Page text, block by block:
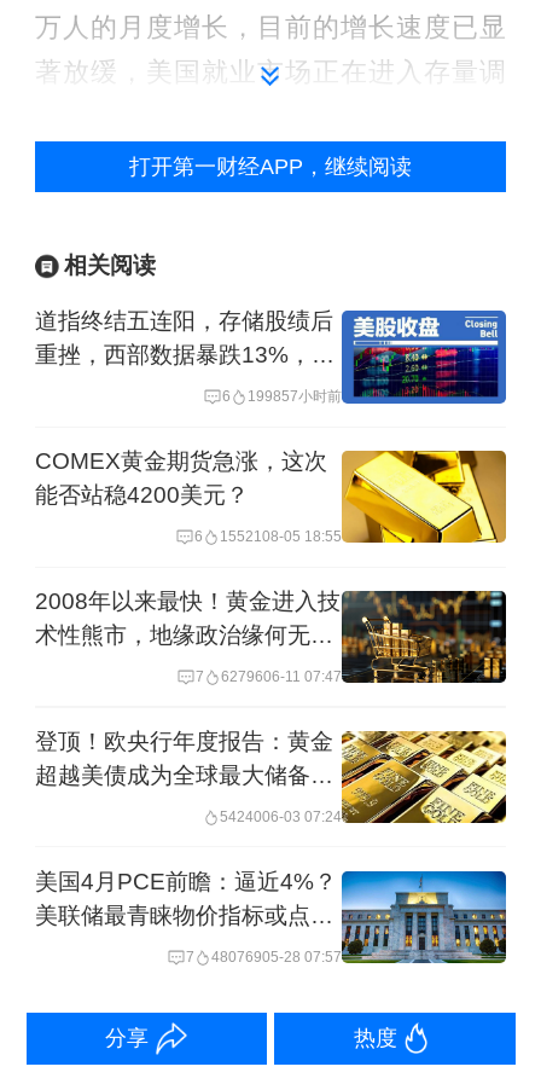
万人的月度增长，目前的增长速度已显
著放缓，美国就业市场正在进入存量调
业市场正呈现出一种“震荡筑顶”的态势：
另一些月份则出现负增长。经济学家将
态。
鉴于移民人数下降和人口老龄化的双重
因素，劳动力年龄人口的增长速度放
缓。有经济学家估算，目前经济每月仅
需创造最高5万个就业机会，就能跟上劳
动年龄人口的增长速度。由此来看，
11.5万人的增幅已足以维持失业率稳
定，甚至反映出劳动力供给相对紧张的
局面，进而表明，实体经济依然保有相
当的弹性，足以抵御外部冲击的短期影
就业增长的动力与风险
美国4月失业率与前值持平，符合市场预
期，仍处于美联储认定的“充分就业”区间
附近。根据美联储3月发布的季度经济预
打开第一财经APP，继续阅读
相关阅读
道指终结五连阳，存储股绩后
重挫，西部数据暴跌13%，闪
迪跌6.8%，布油反弹近4%
6 199857小时前
COMEX黄金期货急涨，这次
能否站稳4200美元？
6 1552108-05 18:55
2008年以来最快！黄金进入技
术性熊市，地缘政治缘何无法
7 6279606-11 07:47
登顶！欧央行年度报告：黄金
超越美债成为全球最大储备资
5424006-03 07:24
美国4月PCE前瞻：逼近4%？
美联储最青睐物价指标或点燃
7 48076905-28 07:57
分享 热度